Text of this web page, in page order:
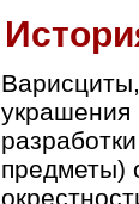
украшения
предметы)